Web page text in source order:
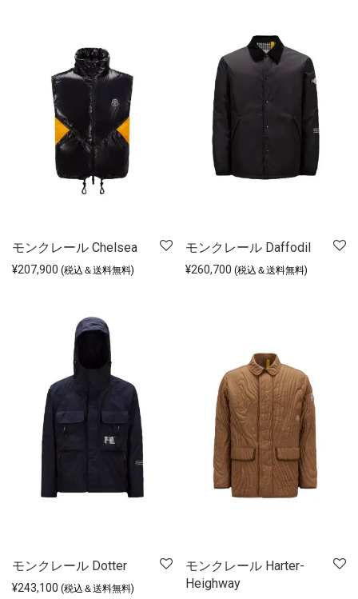
モンクレール Chelsea
¥207,900 (税込＆送料無料)
モンクレール Daffodil
¥260,700 (税込＆送料無料)
モンクレール Dotter
¥243,100 (税込＆送料無料)
モンクレール Harter-
Heighway